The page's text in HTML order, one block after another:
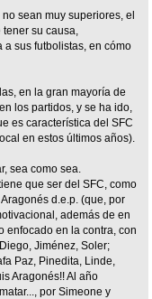
sean muy superiores, el
su causa,
sus futbolistas, en cómo
en la gran mayoría de
los partidos, y se ha ido,
es característica del SFC
en estos últimos años).
sea como sea.
que ser del SFC, como
d.e.p. (que, por
además de en
enfocado en la contra, con
Jiménez, Soler;
Paz, Pinedita, Linde,
Aragonés!! Al año
por Simeone y